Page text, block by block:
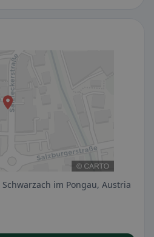
im Pongau, Austria